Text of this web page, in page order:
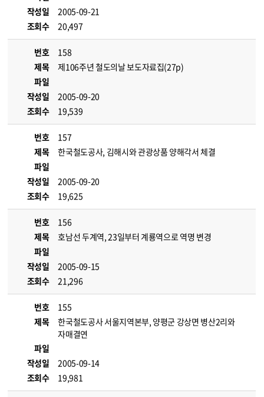
작성일
2005-09-21
조회수
20,497
번호
158
제목
제106주년 철도의날 보도자료집(27p)
파일
작성일
2005-09-20
조회수
19,539
번호
157
제목
한국철도공사, 김해시와 관광상품 양해각서 체결
파일
작성일
2005-09-20
조회수
19,625
번호
156
제목
호남선 두계역, 23일부터 계룡역으로 역명 변경
파일
작성일
2005-09-15
조회수
21,296
번호
155
제목
한국철도공사 서울지역본부, 양평군 강상면 병산2리와
자매결연
파일
작성일
2005-09-14
조회수
19,981